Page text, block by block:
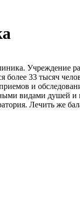
Учреждение
33 тысяч
и
видами душей и
Лечить же